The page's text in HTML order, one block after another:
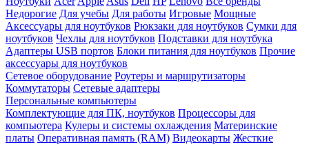
Недорогие Для учебы Для работы Игровые Мощные
Аксессуары для ноутбуков Рюкзаки для ноутбуков Сумки для
ноутбуков Чехлы для ноутбуков Подставки для ноутбука
Адаптеры USB портов Блоки питания для ноутбуков Прочие
аксессуары для ноутбуков
Сетевое оборудование Роутеры и маршрутизаторы
Коммутаторы Сетевые адаптеры
Персональные компьютеры
Комплектующие для ПК, ноутбуков Процессоры для
компьютера Кулеры и системы охлаждения Материнские
платы Оперативная память (RAM) Видеокарты Жесткие